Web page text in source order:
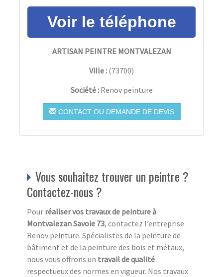
ARTISAN PEINTRE MONTVALEZAN
Ville : (73700)
Société : Renov peinture
CONTACT OU DEMANDE DE DEVIS
Vous souhaitez trouver un peintre ?
Contactez-nous ?
Pour réaliser vos travaux de peinture à
Montvalezan Savoie 73, contactez l’entreprise
Renov peinture. Spécialistes de la peinture de
bâtiment et de la peinture des bois et métaux,
nous vous offrons un travail de qualité
respectueux des normes en vigueur. Nos travaux